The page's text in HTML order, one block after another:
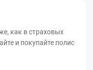
как в страховых
и покупайте полис